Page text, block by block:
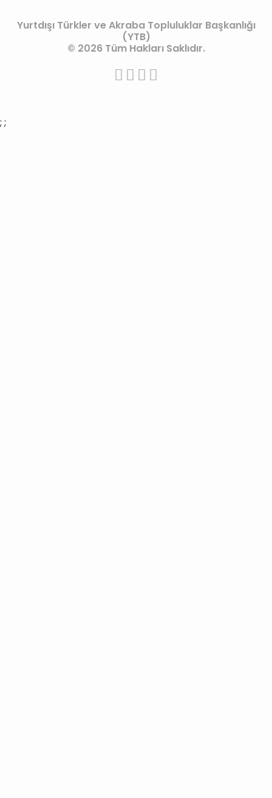
Yurtdışı Türkler ve Akraba Topluluklar Başkanlığı
(YTB)
© 2026 Tüm Hakları Saklıdır.
; ;